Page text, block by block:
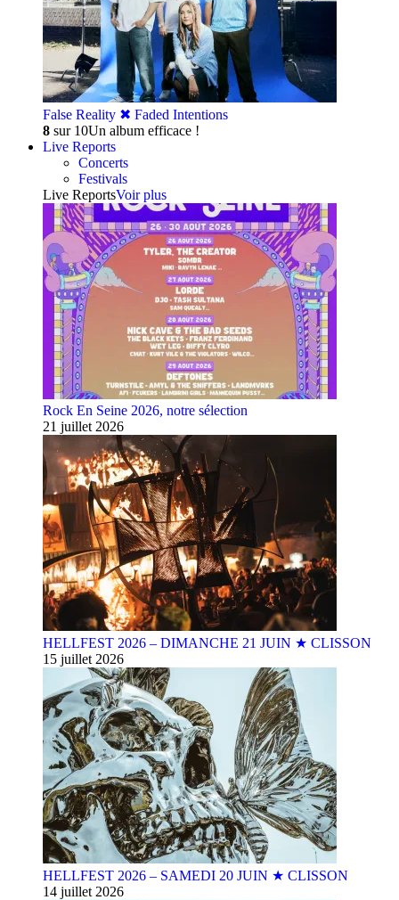
False Reality ✖︎ Faded Intentions
8 sur 10Un album efficace !
Live Reports
Concerts
Festivals
Live ReportsVoir plus
Rock En Seine 2026, notre sélection
21 juillet 2026
HELLFEST 2026 – DIMANCHE 21 JUIN ★ CLISSON
15 juillet 2026
HELLFEST 2026 – SAMEDI 20 JUIN ★ CLISSON
14 juillet 2026